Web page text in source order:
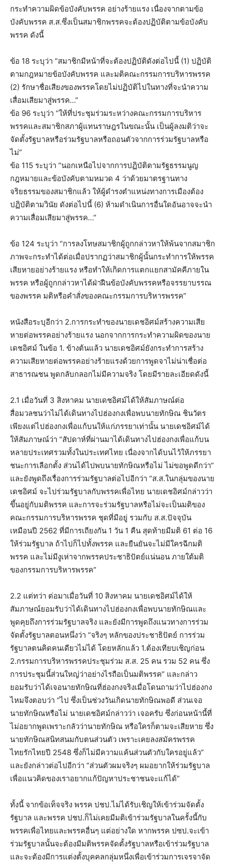
กระทำความผิดข้อบังคับพรรค อย่างร้ายแรง เนื่องจากตามข้อ
บังคับพรรค ส.ส.ซึ่งเป็นสมาชิกพรรคจะต้องปฏิบัติตามข้อบังคับ
พรรค ดังนี้
ข้อ 18 ระบุว่า “สมาชิกมีหน้าที่จะต้องปฏิบัติดังต่อไปนี้ (1) ปฏิบัติ
ตามกฎหมายข้อบังคับพรรค และมติคณะกรรมการบริหารพรรค
(2) รักษาชื่อเสียงของพรรคโดยไม่ปฏิบัติไปในทางที่จะนำความ
เสื่อมเสียมาสู่พรรค…”
ข้อ 96 ระบุว่า “ให้ที่ประชุมร่วมระหว่างคณะกรรมการบริหาร
พรรคและสมาชิกสภาผู้แทนราษฎรในขณะนั้น เป็นผู้ลงมติว่าจะ
จัดตั้งรัฐบาลหรือร่วมรัฐบาลหรือถอนตัวจากการร่วมรัฐบาลหรือ
ไม่”
ข้อ 115 ระบุว่า “นอกเหนือไปจากการปฏิบัติตามรัฐธรรมนูญ
กฎหมายและข้อบังคับตามหมวด 4 ว่าด้วยมาตรฐานทาง
จริยธรรมของสมาชิกแล้ว ให้ผู้ดำรงตำแหน่งทางการเมืองต้อง
ปฏิบัติตามวินัย ดังต่อไปนี้ (6) ห้ามดำเนินการอื่นใดอันอาจจะนำ
ความเสื่อมเสียมาสู่พรรค…”
ข้อ 124 ระบุว่า “การลงโทษสมาชิกผู้ถูกกล่าวหาให้พ้นจากสมาชิก
ภาพจะกระทำได้ต่อเมื่อปรากฏว่าสมาชิกผู้นั้นกระทำการให้พรรค
เสียหายอย่างร้ายแรง หรือทำให้เกิดการแตกแยกสามัคคีภายใน
พรรค หรือผู้ถูกกล่าวหาได้ฝ่าฝืนข้อบังคับพรรคหรือจรรยาบรรณ
ของพรรค มติหรือคำสั่งของคณะกรรมการบริหารพรรค”
หนังสือระบุอีกว่า 2.การกระทำของนายเดชอิศม์สร้างความเสีย
หายต่อพรรคอย่างร้ายแรง นอกจากการกระทำความผิดของนาย
เดชอิศม์ ในข้อ 1. ข้างต้นแล้ว นายเดชอิศม์ยังกระทำการสร้าง
ความเสียหายต่อพรรคอย่างร้ายแรงด้วยการพูดจาไม่น่าเชื่อต่อ
สาธารณชน พูดกลับกลอกไม่มีความจริง โดยมีรายละเอียดดังนี้
2.1 เมื่อวันที่ 3 สิงหาคม นายเดชอิศม์ได้ให้สัมภาษณ์ต่อ
สื่อมวลชนว่าไม่ได้เดินทางไปฮ่องกงเพื่อพบนายทักษิณ ชินวัตร
เพียงแต่ไปฮ่องกงเพื่อแก้บนให้แก่ภรรยาเท่านั้น นายเดชอิศม์ได้
ให้สัมภาษณ์ว่า “สัปดาห์ที่ผ่านมาได้เดินทางไปฮ่องกงเพื่อแก้บน
หลายประเทศรวมทั้งในประเทศไทย เนื่องจากได้บนไว้ให้ภรรยา
ชนะการเลือกตั้ง ส่วนได้ไปพบนายทักษิณหรือไม่ ไม่ขอพูดดีกว่า”
และยังพูดถึงเรื่องการร่วมรัฐบาลต่อไปอีกว่า “ส.ส.ในกลุ่มของนาย
เดชอิศม์ จะไปร่วมรัฐบาลกับพรรคเพื่อไทย นายเดชอิศม์กล่าวว่า
ขึ้นอยู่กับมติพรรค และการจะร่วมรัฐบาลหรือไม่จะเป็นมติของ
คณะกรรมการบริหารพรรค ชุดที่มีอยู่ รวมกับ ส.ส.ปัจจุบัน
เหมือนปี 2562 ที่มีการเถียงกัน 1 วัน 1 คืน สุดท้ายมีมติ 61 ต่อ 16
ให้ร่วมรัฐบาล ถ้าไปก็ไปทั้งพรรค และยืนยันจะไม่มีใครฉีกมติ
พรรค และไม่มีงูเห่าจากพรรคประชาธิปัตย์แน่นอน ภายใต้มติ
ของกรรมการบริหารพรรค”
2.2 แต่ทว่า ต่อมาเมื่อวันที่ 10 สิงหาคม นายเดชอิศม์ได้ให้
สัมภาษณ์ยอมรับว่าได้เดินทางไปฮ่องกงเพื่อพบนายทักษิณและ
พูดคุยถึงการร่วมรัฐบาลจริง และยังมีการพูดถึงแนวทางการร่วม
จัดตั้งรัฐบาลตอนหนึ่งว่า “จริงๆ หลักของประชาธิปัตย์ การร่วม
รัฐบาลตนคิดคนเดียวไม่ได้ โดยหลักแล้ว 1.ต้องเทียบเชิญก่อน
2.กรรมการบริหารพรรคประชุมร่วม ส.ส. 25 คน รวม 52 คน ซึ่ง
การประชุมนี้ส่วนใหญ่ว่าอย่างไรถือเป็นมติพรรค” และกล่าว
ยอมรับว่าได้เจอนายทักษิณที่ฮ่องกงจริงเมื่อโดนถามว่าไปฮ่องกง
ไหมจึงตอบว่า “ไป ซึ่งเป็นช่วงวันเกิดนายทักษิณพอดี ส่วนเจอ
นายทักษิณหรือไม่ นายเดชอิศม์กล่าวว่า เจอครับ ซึ่งก่อนหน้านี้ที่
ไม่อยากพูดเพราะกลัวว่านายทักษิณ หรือใครก็ตามจะเสียหาย ซึ่ง
นายทักษิณสนิทสนมกับตนส่วนตัว เพราะเคยลงสมัครพรรค
ไทยรักไทยปี 2548 ซึ่งก็ไม่มีความแค้นส่วนตัวกับใครอยู่แล้ว”
และยังกล่าวต่อไปอีกว่า “ส่วนตัวผมจริงๆ ผมอยากให้ร่วมรัฐบาล
เพื่อแนวคิดของเราอยากแก้ปัญหาประชาชนจะแก้ได้”
ทั้งนี้ จากข้อเท็จจริง พรรค ปชป.ไม่ได้รับเชิญให้เข้าร่วมจัดตั้ง
รัฐบาล และพรรค ปชป.ก็ไม่เคยมีมติเข้าร่วมรัฐบาลในครั้งนี้กับ
พรรคเพื่อไทยและพรรคอื่นๆ แต่อย่างใด หากพรรค ปซป.จะเข้า
ร่วมรัฐบาลนั้นจะต้องมีมติพรรคจัดตั้งรัฐบาลหรือเข้าร่วมรัฐบาล
และจะต้องมีการแต่งตั้งบุคคลกลุ่มหนึ่งเพื่อเข้าร่วมการเจรจาจัด